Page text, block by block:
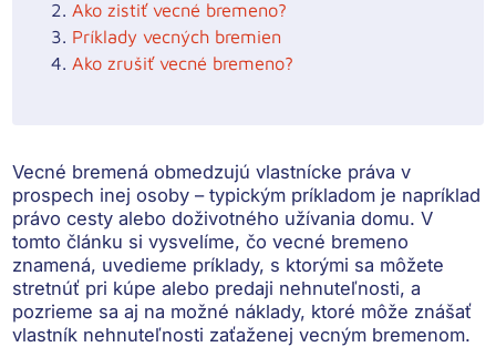
Ako zistiť vecné bremeno?
Príklady vecných bremien
Ako zrušiť vecné bremeno?
Vecné bremená obmedzujú vlastnícke práva v
prospech inej osoby – typickým príkladom je napríklad
právo cesty alebo doživotného užívania domu. V
tomto článku si vysvelíme, čo vecné bremeno
znamená, uvedieme príklady, s ktorými sa môžete
stretnúť pri kúpe alebo predaji nehnuteľnosti, a
pozrieme sa aj na možné náklady, ktoré môže znášať
vlastník nehnuteľnosti zaťaženej vecným bremenom.